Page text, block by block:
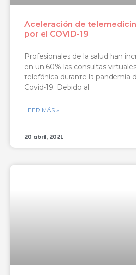
Aceleración de
por el COVID-19
Profesionales de la salud han
en un 60% las consultas
telefónica durante la pandemia
Covid-19. Debido al
LEER MÁS »
20 abril, 2021